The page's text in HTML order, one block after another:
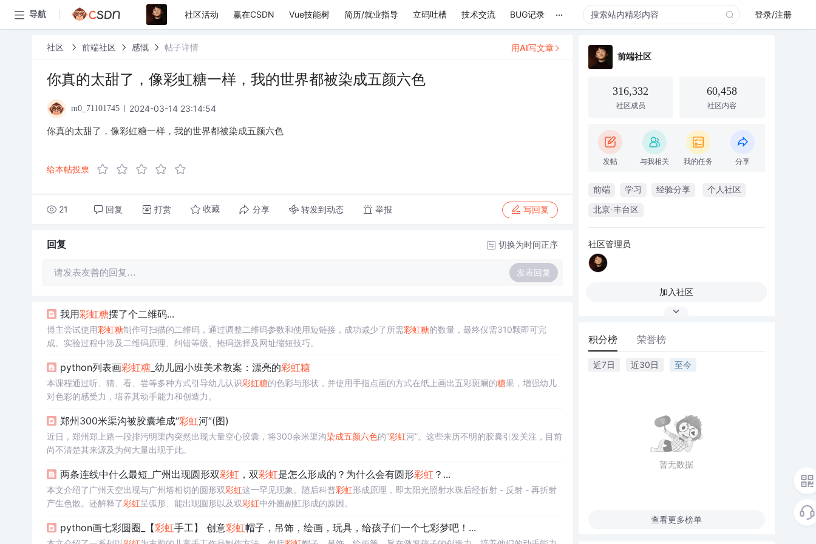
导航 社区活动 赢在CSDN Vue技能树 简历/就业指导 立码吐槽 技术交流 BUG记录 ... 登录/注册
社区 前端社区 感慨 帖子详情
你真的太甜了，像彩虹糖一样，我的世界都被染成五颜六色
m0_71101745 2024-03-14 23:14:54
你真的太甜了，像彩虹糖一样，我的世界都被染成五颜六色
给本帖投票
21 回复 打赏 收藏 分享 转发到动态 举报 写回复
用AI写文章
回复 切换为时间正序
请发表友善的回复… 发表回复
我用彩虹糖摆了个二维码...
博主尝试使用彩虹糖制作可扫描的二维码，通过调整二维码参数和使用短链接，成功减少了所需彩虹糖的数量，最终仅需310颗即可完
成。实验过程中涉及二维码原理、纠错等级、掩码选择及网址缩短技巧。
python列表画彩虹糖_幼儿园小班美术教案：漂亮的彩虹糖
本课程通过听、猜、看、尝等多种方式引导幼儿认识彩虹糖的色彩与形状，并使用手指点画的方式在纸上画出五彩斑斓的糖果，增强幼儿
对色彩的感受力，培养其动手能力和创造力。
郑州300米渠沟被胶囊堆成“彩虹河”(图)
近日，郑州郑上路一段排污明渠内突然出现大量空心胶囊，将300余米渠沟染成五颜六色的“彩虹河”。这些来历不明的胶囊引发关注，目前
尚不清楚其来源及为何大量出现于此。
两条连线中什么最短_广州出现圆形双彩虹 ，双彩虹是怎么形成的？为什么会有圆形彩虹 ？...
本文介绍了广州天空出现与广州塔相切的圆形双彩虹这一罕见现象。随后科普彩虹形成原理，即太阳光照射水珠后经折射 - 反射 - 再折射
产生色散。还解释了彩虹呈弧形、能出现圆形以及双彩虹中外圈副虹形成的原因。
python画七彩圆圈_【彩虹手工】 创意彩虹帽子，吊饰，绘画，玩具，给孩子们一个七彩梦吧！...
前端社区
316,332
社区成员
60,458
社区内容
发帖 与我相关 我的任务 分享
前端 学习 经验分享 个人社区
北京·丰台区
社区管理员
加入社区
积分榜 荣誉榜
近7日 近30日 至今
暂无数据
查看更多榜单